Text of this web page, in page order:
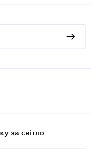
за світло